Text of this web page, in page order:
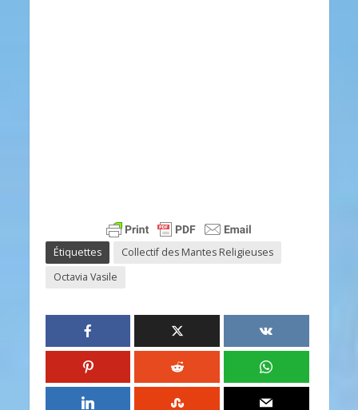
Étiquettes
Collectif des Mantes Religieuses
Octavia Vasile